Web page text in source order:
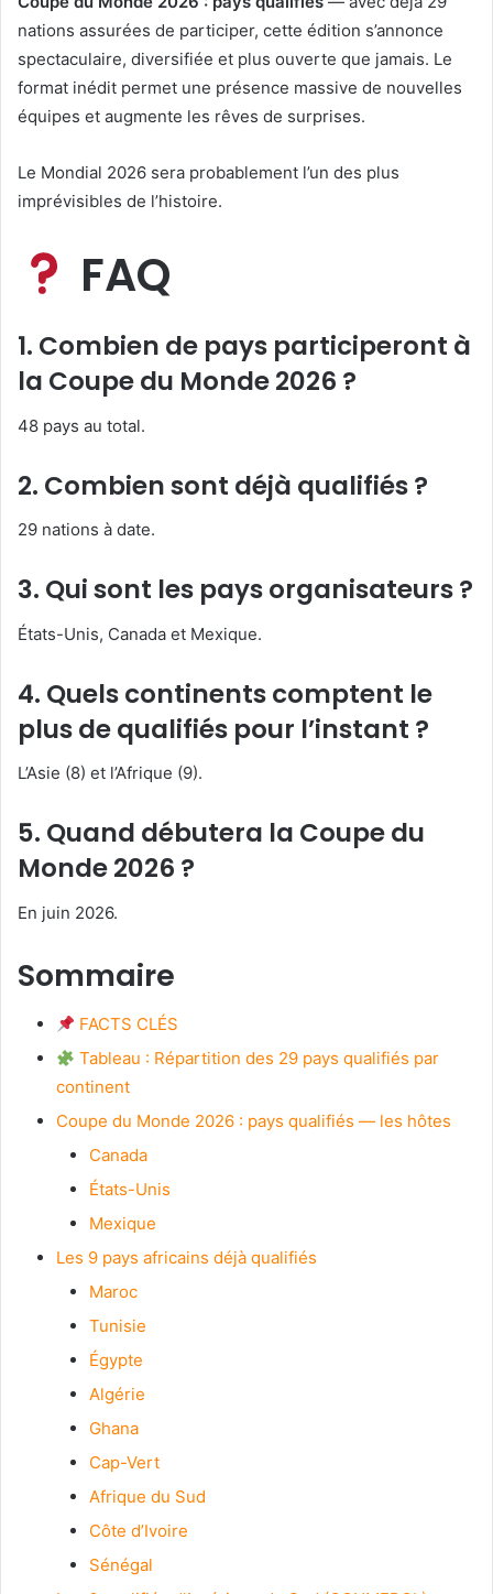
nations assurées de participer, cette édition s’annonce
spectaculaire, diversifiée et plus ouverte que jamais. Le
format inédit permet une présence massive de nouvelles
équipes et augmente les rêves de surprises.
Le Mondial 2026 sera probablement l’un des plus
imprévisibles de l’histoire.
FAQ
1. Combien de pays participeront à
la Coupe du Monde 2026 ?
48 pays au total.
2. Combien sont déjà qualifiés ?
29 nations à date.
3. Qui sont les pays organisateurs ?
États-Unis, Canada et Mexique.
4. Quels continents comptent le
plus de qualifiés pour l’instant ?
L’Asie (8) et l’Afrique (9).
5. Quand débutera la Coupe du
Monde 2026 ?
En juin 2026.
Sommaire
FACTS CLÉS
Tableau : Répartition des 29 pays qualifiés par
continent
Coupe du Monde 2026 : pays qualifiés — les hôtes
Canada
États-Unis
Mexique
Les 9 pays africains déjà qualifiés
Maroc
Tunisie
Égypte
Algérie
Ghana
Cap-Vert
Afrique du Sud
Côte d’Ivoire
Sénégal